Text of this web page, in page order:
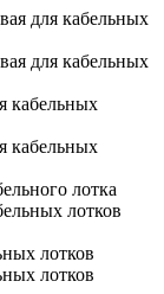
для кабельных
для кабельных
кабельных
кабельных
лотка
лотков
лотков
лотков